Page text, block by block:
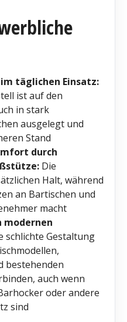
täglichen Einsatz:
ist auf den
in stark
ausgelegt und
Stand
durch
Die
Halt, während
an Bartischen und
macht
modernen
schlichte Gestaltung
bestehenden
auch wenn
oder andere
sind